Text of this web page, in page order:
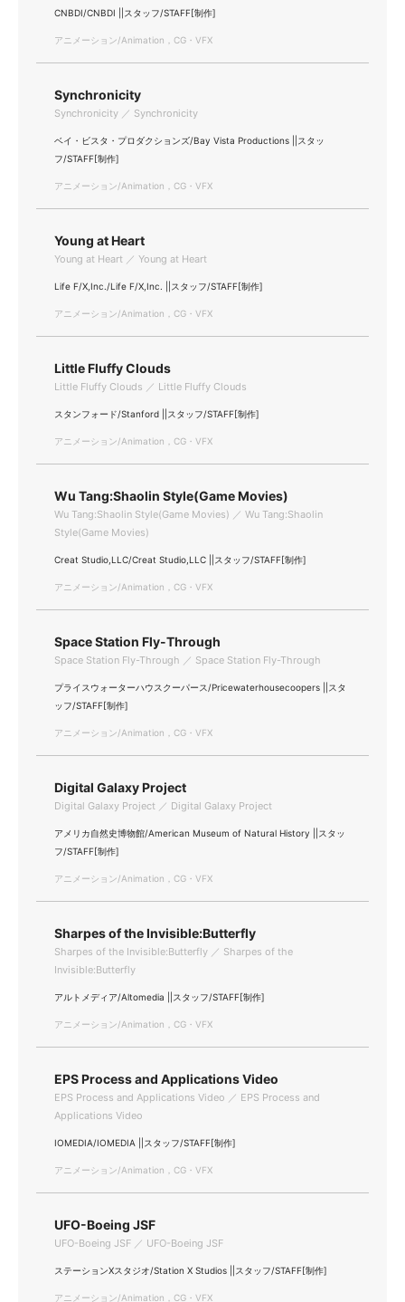
CNBDI/CNBDI ||スタッフ/STAFF[制作]
アニメーション/Animation，CG・VFX
Synchronicity
Synchronicity ／ Synchronicity
ベイ・ビスタ・プロダクションズ/Bay Vista Productions ||スタッ
フ/STAFF[制作]
アニメーション/Animation，CG・VFX
Young at Heart
Young at Heart ／ Young at Heart
Life F/X,Inc./Life F/X,Inc. ||スタッフ/STAFF[制作]
アニメーション/Animation，CG・VFX
Little Fluffy Clouds
Little Fluffy Clouds ／ Little Fluffy Clouds
スタンフォード/Stanford ||スタッフ/STAFF[制作]
アニメーション/Animation，CG・VFX
Wu Tang:Shaolin Style(Game Movies)
Wu Tang:Shaolin Style(Game Movies) ／ Wu Tang:Shaolin
Style(Game Movies)
Creat Studio,LLC/Creat Studio,LLC ||スタッフ/STAFF[制作]
アニメーション/Animation，CG・VFX
Space Station Fly-Through
Space Station Fly-Through ／ Space Station Fly-Through
プライスウォーターハウスクーパース/Pricewaterhousecoopers ||スタ
ッフ/STAFF[制作]
アニメーション/Animation，CG・VFX
Digital Galaxy Project
Digital Galaxy Project ／ Digital Galaxy Project
アメリカ自然史博物館/American Museum of Natural History ||スタッ
フ/STAFF[制作]
アニメーション/Animation，CG・VFX
Sharpes of the Invisible:Butterfly
Sharpes of the Invisible:Butterfly ／ Sharpes of the
Invisible:Butterfly
アルトメディア/Altomedia ||スタッフ/STAFF[制作]
アニメーション/Animation，CG・VFX
EPS Process and Applications Video
EPS Process and Applications Video ／ EPS Process and
Applications Video
IOMEDIA/IOMEDIA ||スタッフ/STAFF[制作]
アニメーション/Animation，CG・VFX
UFO-Boeing JSF
UFO-Boeing JSF ／ UFO-Boeing JSF
ステーションXスタジオ/Station X Studios ||スタッフ/STAFF[制作]
アニメーション/Animation，CG・VFX